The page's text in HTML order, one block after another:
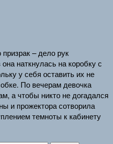
– дело рук
наткнулась на коробку с
у себя оставить их не
По вечерам девочка
а чтобы никто не догадался
и прожектора сотворила
темноты к кабинету